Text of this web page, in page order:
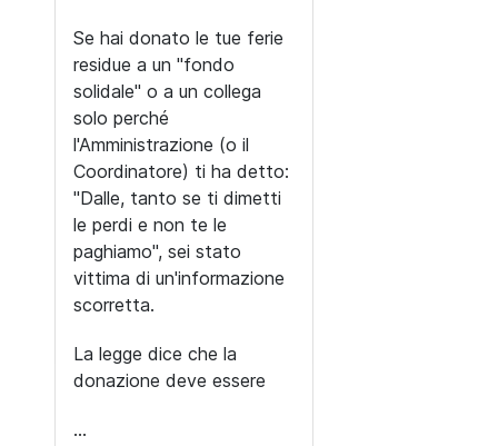
Se hai donato le tue ferie
residue a un "fondo
solidale" o a un collega
solo perché
l'Amministrazione (o il
Coordinatore) ti ha detto:
"Dalle, tanto se ti dimetti
le perdi e non te le
paghiamo", sei stato
vittima di un'informazione
scorretta.
La legge dice che la
donazione deve essere
...